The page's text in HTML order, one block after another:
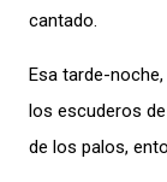
cantado.
Esa tarde-
los escuderos
de los palos,